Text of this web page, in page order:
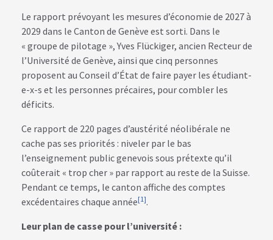
Le rapport prévoyant les mesures d’économie de 2027 à
2029 dans le Canton de Genève est sorti. Dans le
« groupe de pilotage », Yves Flückiger, ancien Recteur de
l’Université de Genève, ainsi que cinq personnes
proposent au Conseil d’État de faire payer les étudiant-
e-x-s et les personnes précaires, pour combler les
déficits.
Ce rapport de 220 pages d’austérité néolibérale ne
cache pas ses priorités : niveler par le bas
l’enseignement public genevois sous prétexte qu’il
coûterait « trop cher » par rapport au reste de la Suisse.
Pendant ce temps, le canton affiche des comptes
excédentaires chaque année[1].
Leur plan de casse pour l’université :